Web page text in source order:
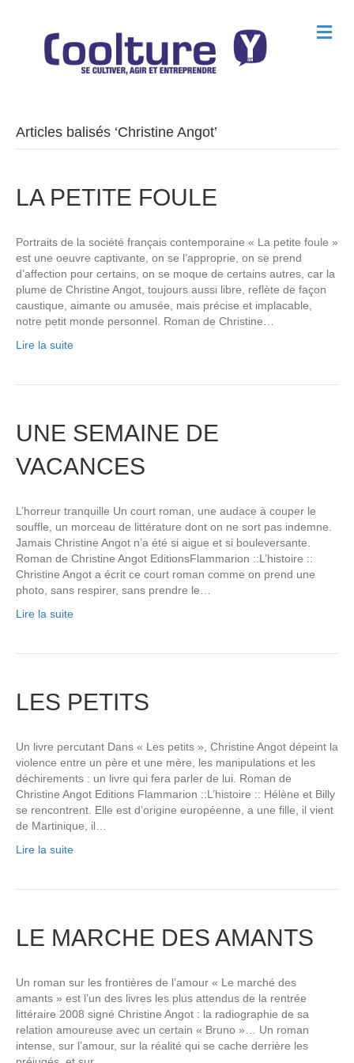
M
e
Articles balisés ‘Christine Angot’
LA PETITE FOULE
Portraits de la société français contemporaine « La petite foule »
est une oeuvre captivante, on se l’approprie, on se prend
d’affection pour certains, on se moque de certains autres, car la
plume de Christine Angot, toujours aussi libre, reflète de façon
caustique, aimante ou amusée, mais précise et implacable,
notre petit monde personnel. Roman de Christine…
Lire la suite
UNE SEMAINE DE
VACANCES
L’horreur tranquille Un court roman, une audace à couper le
souffle, un morceau de littérature dont on ne sort pas indemne.
Jamais Christine Angot n’a été si aigue et si bouleversante.
Roman de Christine Angot EditionsFlammarion ::L’histoire ::
Christine Angot a écrit ce court roman comme on prend une
photo, sans respirer, sans prendre le…
Lire la suite
LES PETITS
Un livre percutant Dans « Les petits », Christine Angot dépeint la
violence entre un père et une mère, les manipulations et les
déchirements : un livre qui fera parler de lui. Roman de
Christine Angot Editions Flammarion ::L’histoire :: Hélène et Billy
se rencontrent. Elle est d’origine européenne, a une fille, il vient
de Martinique, il…
Lire la suite
LE MARCHE DES AMANTS
Un roman sur les frontières de l’amour « Le marché des
amants » est l’un des livres les plus attendus de la rentrée
littéraire 2008 signé Christine Angot : la radiographie de sa
relation amoureuse avec un certain « Bruno »… Un roman
intense, sur l’amour, sur la réalité qui se cache derrière les